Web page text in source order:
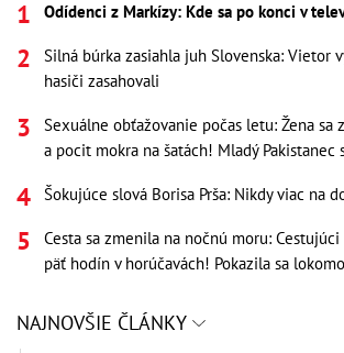
Odídenci z Markízy: Kde sa po konci v
Silná búrka zasiahla juh Slovenska: Vietor
hasiči zasahovali
Sexuálne obťažovanie počas letu: Žena sa
a pocit mokra na šatách! Mladý Pakistanec
Šokujúce slová Borisa Prša: Nikdy viac na
Cesta sa zmenila na nočnú moru: Cestujúci
päť hodín v horúčavách! Pokazila sa
NAJNOVŠIE ČLÁNKY